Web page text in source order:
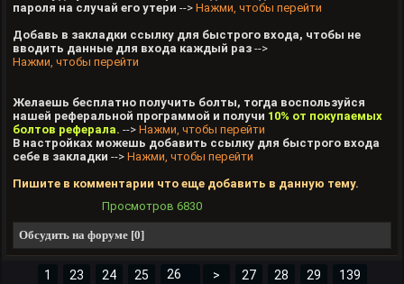
пароля на случай его утери --> Нажми, чтобы перейти
Добавь в закладки ссылку для быстрого входа, чтобы не
вводить данные для входа каждый раз -->
Нажми, чтобы перейти
Желаешь бесплатно получить болты, тогда воспользуйся
нашей реферальной программой и получи 10% от покупаемых
болтов реферала. --> Нажми, чтобы перейти
В настройках можешь добавить ссылку для быстрого входа
себе в закладки --> Нажми, чтобы перейти
Пишите в комментарии что еще добавить в данную тему.
Просмотров 6830
Обсудить на форуме [0]
1 23 24 25 > 27 28 29 139